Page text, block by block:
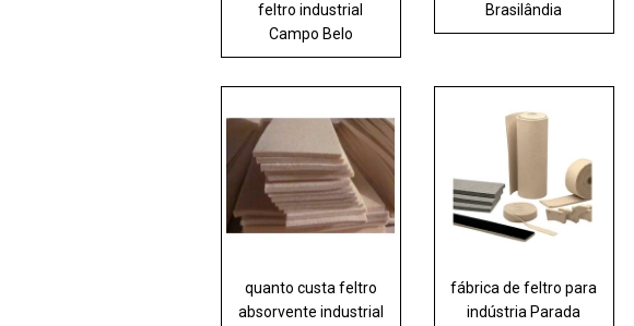
feltro industrial
Campo Belo
Brasilândia
quanto custa feltro
absorvente industrial
fábrica de feltro para
indústria Parada